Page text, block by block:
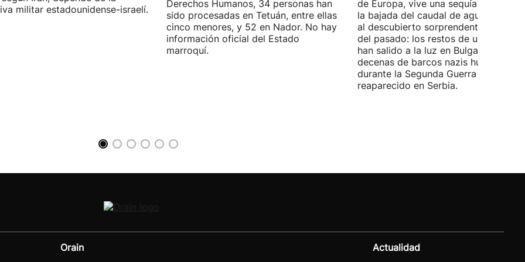
militar estadounidense-israelí.
Derechos Humanos, 34 personas han
sido procesadas en Tetuán, entre ellas
cinco menores, y 52 en Nador. No hay
información oficial del Estado
marroquí.
de Europa, vive una sequía histórica
la bajada del caudal de agua ha
al descubierto sorprendentes
del pasado: los restos de un mamut
han salido a la luz en Bulgaria y
decenas de barcos nazis hundidos
durante la Segunda Guerra Mundial
reaparecido en Serbia.
Orain Actualidad